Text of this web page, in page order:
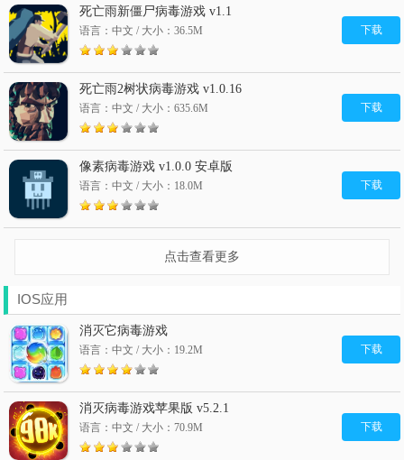
死亡雨新僵尸病毒游戏 v1.1
语言：中文 / 大小：36.5M 下载
死亡雨2树状病毒游戏 v1.0.16
语言：中文 / 大小：635.6M 下载
像素病毒游戏 v1.0.0 安卓版
语言：中文 / 大小：18.0M 下载
点击查看更多
IOS应用
消灭它病毒游戏
语言：中文 / 大小：19.2M 下载
消灭病毒游戏苹果版 v5.2.1
语言：中文 / 大小：70.9M 下载